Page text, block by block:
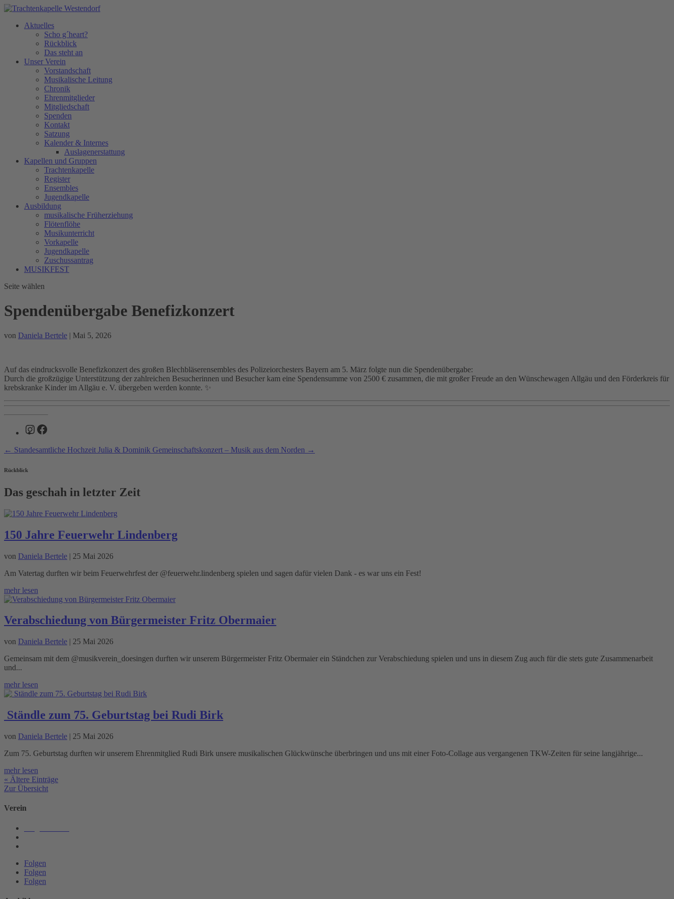
Aktuelles
Scho g´heart?
Rückblick
Das steht an
Unser Verein
Vorstandschaft
Musikalische Leitung
Chronik
Ehrenmitglieder
Mitgliedschaft
Spenden
Kontakt
Satzung
Kalender & Internes
Auslagenerstattung
Kapellen und Gruppen
Trachtenkapelle
Register
Ensembles
Jugendkapelle
Ausbildung
musikalische Früherziehung
Flötenflöhe
Musikunterricht
Vorkapelle
Jugendkapelle
Zuschussantrag
MUSIKFEST
Seite wählen
Spendenübergabe Benefizkonzert
von Daniela Bertele | Mai 5, 2026
Auf das eindrucksvolle Benefizkonzert des großen Blechbläserensembles des Polizeiorchesters Bayern am 5. März folgte nun die Spendenübergabe:
Durch die großzügige Unterstützung der zahlreichen Besucherinnen und Besucher kam eine Spendensumme von 2500 € zusammen, die mit großer Freude an den Wünschewagen Allgäu und den Förderkreis für
krebskranke Kinder im Allgäu e. V. übergeben werden konnte. ✨
Instagram
← Standesamtliche Hochzeit Julia & Dominik Gemeinschaftskonzert – Musik aus dem Norden →
Rückblick
Das geschah in letzter Zeit
150 Jahre Feuerwehr Lindenberg
von Daniela Bertele | 25 Mai 2026
Am Vatertag durften wir beim Feuerwehrfest der @feuerwehr.lindenberg spielen und sagen dafür vielen Dank - es war uns ein Fest!
mehr lesen
Verabschiedung von Bürgermeister Fritz Obermaier
von Daniela Bertele | 25 Mai 2026
Gemeinsam mit dem @musikverein_doesingen durften wir unserem Bürgermeister Fritz Obermaier ein Ständchen zur Verabschiedung spielen und uns in diesem Zug auch für die stets gute Zusammenarbeit
und...
mehr lesen
Ständle zum 75. Geburtstag bei Rudi Birk
von Daniela Bertele | 25 Mai 2026
Zum 75. Geburtstag durften wir unserem Ehrenmitglied Rudi Birk unsere musikalischen Glückwünsche überbringen und uns mit einer Foto-Collage aus vergangenen TKW-Zeiten für seine langjährige...
mehr lesen
« Ältere Einträge
Zur Übersicht
Verein
Folgen
Folgen
Folgen